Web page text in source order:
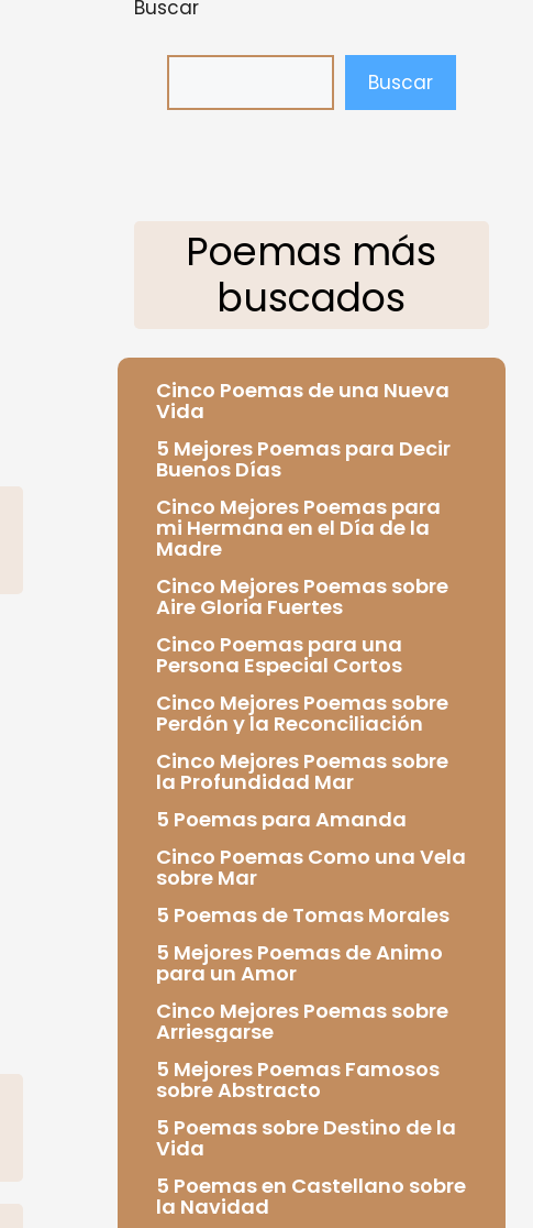
Buscar
Buscar
Poemas más
buscados
Cinco Poemas de una Nueva
Vida
5 Mejores Poemas para Decir
Buenos Días
Cinco Mejores Poemas para
mi Hermana en el Día de la
Madre
Cinco Mejores Poemas sobre
Aire Gloria Fuertes
Cinco Poemas para una
Persona Especial Cortos
Cinco Mejores Poemas sobre
Perdón y la Reconciliación
Cinco Mejores Poemas sobre
la Profundidad Mar
5 Poemas para Amanda
Cinco Poemas Como una Vela
sobre Mar
5 Poemas de Tomas Morales
5 Mejores Poemas de Animo
para un Amor
Cinco Mejores Poemas sobre
Arriesgarse
5 Mejores Poemas Famosos
sobre Abstracto
5 Poemas sobre Destino de la
Vida
5 Poemas en Castellano sobre
la Navidad